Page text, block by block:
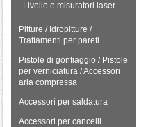
Livelle e misuratori laser
Pitture / Idropitture /
Trattamenti per pareti
Pistole di gonfiaggio / Pistole
per verniciatura / Accessori
aria compressa
Accessori per saldatura
Accessori per cancelli